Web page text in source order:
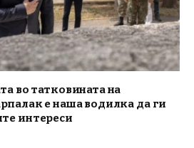
во татковината на
е наша водилка да ги
интереси